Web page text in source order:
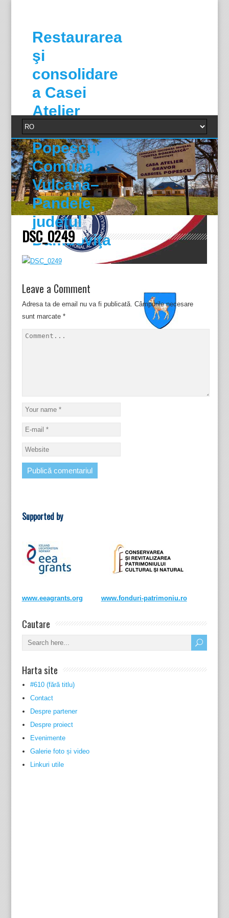
Restaurarea
şi
consolidare
a Casei
Atelier
Gabriel
Popescu,
Comuna
Vulcana–
Pandele,
judeţul
Dâmboviţa
DSC_0249
Leave a Comment
Adresa ta de email nu va fi publicată. Câmpurile necesare
sunt marcate *
Supported by
www.eeagrants.org www.fonduri-patrimoniu.ro
Cautare
Harta site
#610 (fără titlu)
Contact
Despre partener
Despre proiect
Evenimente
Galerie foto și video
Linkuri utile